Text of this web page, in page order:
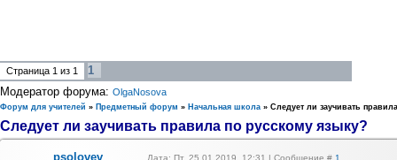
Страница 1 из 1
1
Модератор форума: OlgaNosova
Форум для учителей » Предметный форум » Начальная школа » Следует ли заучивать
Следует ли заучивать правила по русскому языку?
psolovev Дата: Пт, 25.01.2019, 12:31 | Сообщение # 1